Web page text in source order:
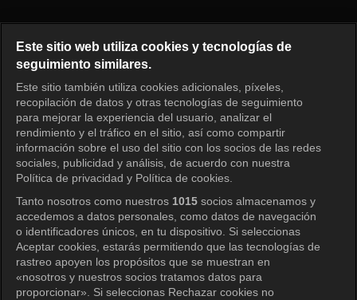
Iniciar sesión
Este sitio web utiliza cookies y tecnologías de
seguimiento similares.
Este sitio también utiliza cookies adicionales, píxeles,
recopilación de datos y otras tecnologías de seguimiento
para mejorar la experiencia del usuario, analizar el
rendimiento y el tráfico en el sitio, así como compartir
información sobre el uso del sitio con los socios de las redes
sociales, publicidad y análisis, de acuerdo con nuestra
Política de privacidad y Política de cookies.
Tanto nosotros como nuestros 1015 socios almacenamos y
accedemos a datos personales, como datos de navegación
o identificadores únicos, en tu dispositivo. Si seleccionas
Aceptar cookies, estarás permitiendo que las tecnologías de
rastreo apoyen los propósitos que se muestran en
«nosotros y nuestros socios tratamos datos para
proporcionar». Si seleccionas Rechazar cookies no